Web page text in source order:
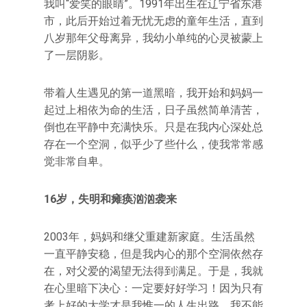
我叫“爱笑的眼睛”。1991年出生在辽宁省东港
市，此后开始过着无忧无虑的童年生活，直到
八岁那年父母离异，我幼小单纯的心灵被蒙上
了一层阴影。
带着人生遇见的第一道黑暗，我开始和妈妈一
起过上相依为命的生活，日子虽然简单清苦，
倒也在平静中充满快乐。只是在我内心深处总
存在一个空洞，似乎少了些什么，使我常常感
觉非常自卑。
16岁，失明和瘫痪汹汹袭来
2003年，妈妈和继父重建新家庭。生活虽然
一直平静安稳，但是我内心的那个空洞依然存
在，对父爱的渴望无法得到满足。于是，我就
在心里暗下决心：一定要好好学习！因为只有